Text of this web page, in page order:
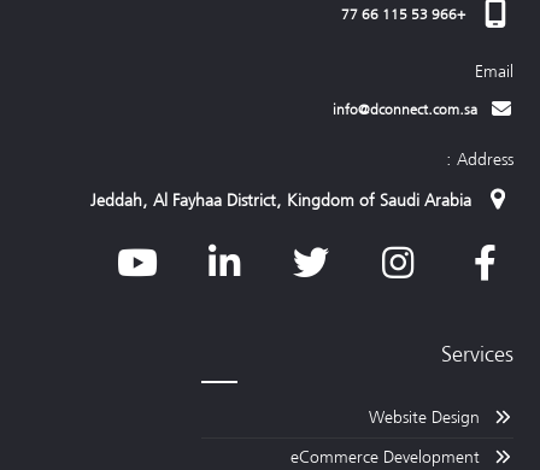
+966 53 115 66 77
Email
info@dconnect.com.sa
Address :
Jeddah, Al Fayhaa District, Kingdom of Saudi Arabia
Services
Website Design
eCommerce Development